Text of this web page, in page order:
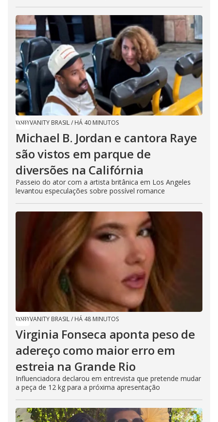
VANITY BRASIL/ HÁ 40 MINUTOS
Michael B. Jordan e cantora Raye
são vistos em parque de
diversões na Califórnia
Passeio do ator com a artista britânica em Los Angeles
levantou especulações sobre possível romance
VANITY BRASIL/ HÁ 48 MINUTOS
Virginia Fonseca aponta peso de
adereço como maior erro em
estreia na Grande Rio
Influenciadora declarou em entrevista que pretende mudar
a peça de 12 kg para a próxima apresentação